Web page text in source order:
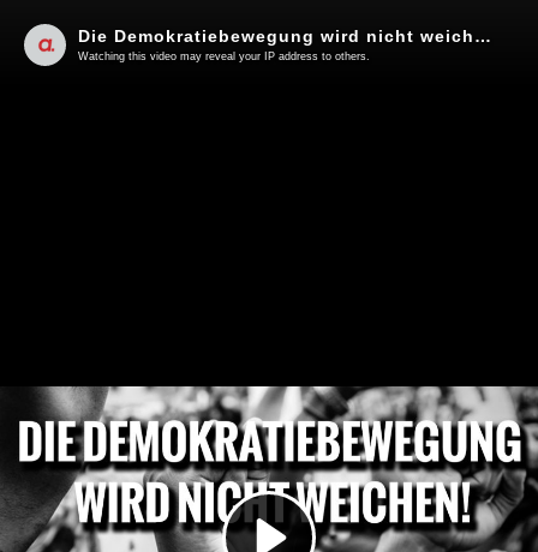
Play
Video
Die Demokratiebewegung wird nicht weichen! | Von Hendrik Sodenkamp und Anselm Lenz
Watching this video may reveal your IP address to others.